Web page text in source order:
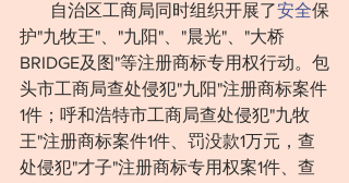
       自治区工商局同时组织开展了
安全保
护"九牧王"、"九阳"、"晨光"、"大桥
BRIDGE及图"等注册商标专用权行动。包
头市工商局查处侵犯"九阳"注册商标案件
1件；呼和浩特市工商局查处侵犯"九牧
王"注册商标案件1件、罚没款1万元，查
处侵犯"才子"注册商标专用权案1件、查